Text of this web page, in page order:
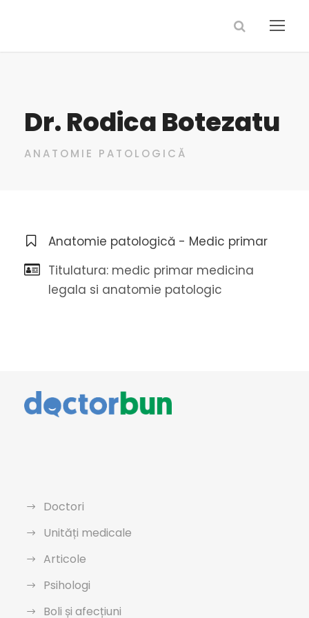
Dr. Rodica Botezatu
ANATOMIE PATOLOGICĂ
Anatomie patologică - Medic primar
Titulatura: medic primar medicina
legala si anatomie patologic
Doctori
Unități medicale
Articole
Psihologi
Boli și afecțiuni